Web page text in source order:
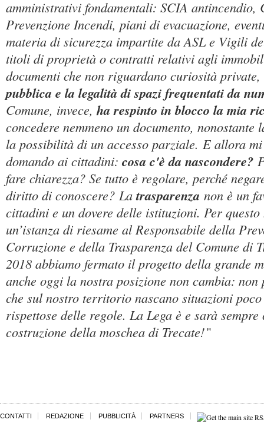
amministrativi fondamentali: SCIA antincendio,
Prevenzione Incendi, piani di evacuazione,
materia di sicurezza impartite da ASL e Vigili
titoli di proprietà o contratti relativi agli
documenti che non riguardano curiosità
pubblica e la legalità di spazi frequentati da
Comune, invece, ha respinto in blocco la mia
concedere nemmeno un documento, nonostante
la possibilità di un accesso parziale. E allora
domando ai cittadini: cosa c'è da nascondere?
fare chiarezza? Se tutto è regolare, perché
diritto di conoscere? Latrasparenza non è un
cittadini e un dovere delle istituzioni. Per
un’istanza di riesame al Responsabile della
Corruzione e della Trasparenza del Comune di
2018 abbiamo fermato il progetto della grande
anche oggi la nostra posizione non cambia: non
che sul nostro territorio nascano situazioni
rispettose delle regole. La Lega è e sarà
costruzione della moschea di Trecate!"
CONTATTI REDAZIONE PUBBLICITÀ PARTNERS